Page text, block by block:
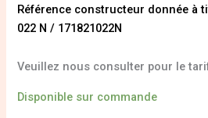
Référence constructeur donnée à
022 N / 171821022N
Veuillez nous consulter pour le
Disponible sur commande